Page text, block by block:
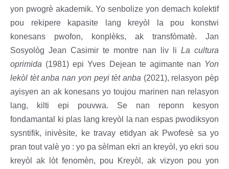
yon pwogrè akademik. Yo senbolize yon demach kolektif
pou rekipere kapasite lang kreyòl la pou konstwi
konesans pwofon, konplèks, ak transfòmatè. Jan
Sosyològ Jean Casimir te montre nan liv li La cultura
oprimida (1981) epi Yves Dejean te agimante nan Yon
lekòl tèt anba nan yon peyi tèt anba (2021), relasyon pèp
ayisyen an ak konesans yo toujou marinen nan relasyon
lang, kilti epi pouvwa. Se nan reponn kesyon
fondamantal ki plas lang kreyòl la nan espas pwodiksyon
sysntifik, inivèsite, ke travay etidyan ak Pwofesè sa yo
pran tout valè yo : yo pa sèlman ekri an kreyòl, yo ekri sou
kreyòl ak lòt fenomèn, pou Kreyòl, ak vizyon pou yon